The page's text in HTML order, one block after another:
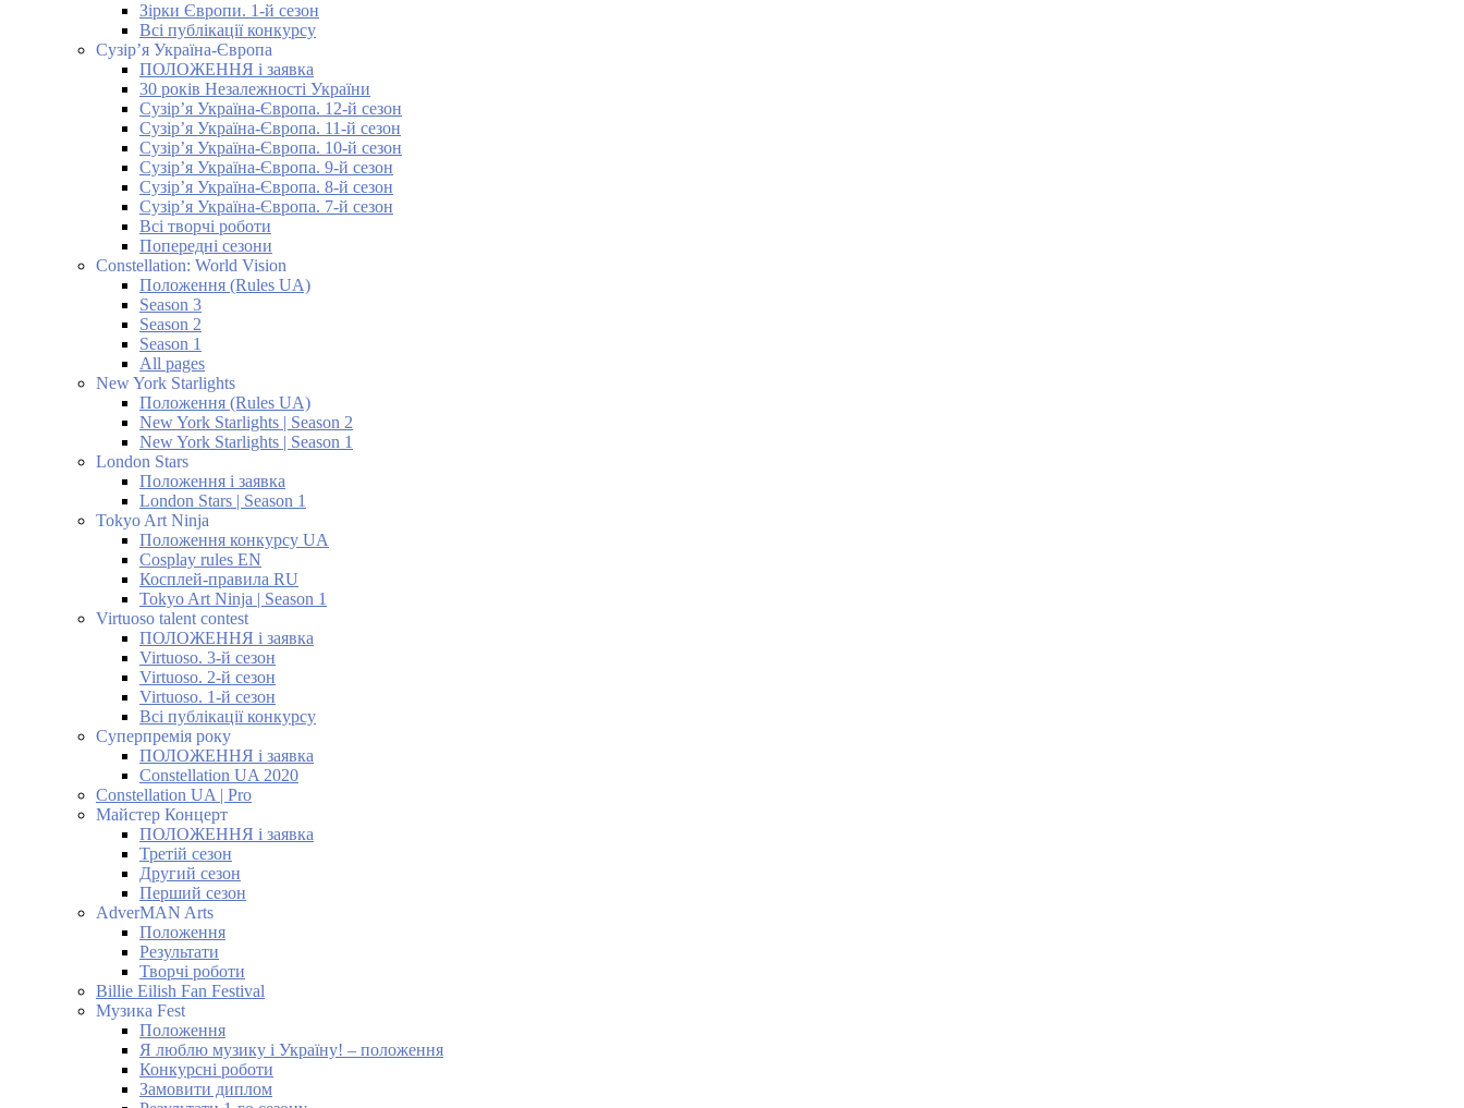
Зірки Європи. 1-й сезон
Всі публікації конкурсу
Сузір’я Україна-Європа
ПОЛОЖЕННЯ і заявка
30 років Незалежності України
Сузір’я Україна-Європа. 12-й сезон
Сузір’я Україна-Європа. 11-й сезон
Сузір’я Україна-Європа. 10-й сезон
Сузір’я Україна-Європа. 9-й сезон
Сузір’я Україна-Європа. 8-й сезон
Сузір’я Україна-Європа. 7-й сезон
Всі творчі роботи
Попередні сезони
Constellation: World Vision
Положення (Rules UA)
Season 3
Season 2
Season 1
All pages
New York Starlights
Положення (Rules UA)
New York Starlights | Season 2
New York Starlights | Season 1
London Stars
Положення і заявка
London Stars | Season 1
Tokyo Art Ninja
Положення конкурсу UA
Cosplay rules EN
Косплей-правила RU
Tokyo Art Ninja | Season 1
Virtuoso talent contest
ПОЛОЖЕННЯ і заявка
Virtuoso. 3-й сезон
Virtuoso. 2-й сезон
Virtuoso. 1-й сезон
Всі публікації конкурсу
Суперпремія року
ПОЛОЖЕННЯ і заявка
Constellation UA 2020
Constellation UA | Pro
Майстер Концерт
ПОЛОЖЕННЯ і заявка
Третій сезон
Другий сезон
Перший сезон
AdverMAN Arts
Положення
Результати
Творчі роботи
Billie Eilish Fan Festival
Музика Fest
Положення
Я люблю музику і Україну! – положення
Конкурсні роботи
Замовити диплом